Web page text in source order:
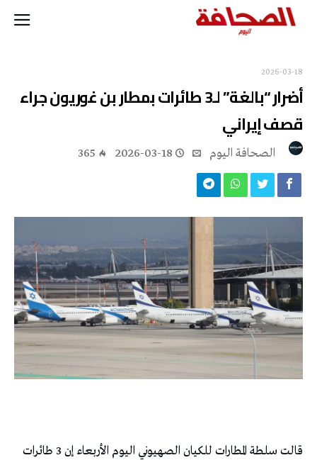
2026-03-18
أضرار “بالغة” لـ3 طائرات بمطار بن غوريون جراء
قصف إيراني
2026-03-18
365
قالت سلطة المطارات للكيان الصهيوني اليوم الأربعاء إن 3 طائرات